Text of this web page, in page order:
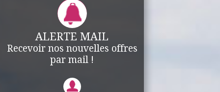
ALERTE MAIL
Recevoir nos nouvelles offres
par mail !